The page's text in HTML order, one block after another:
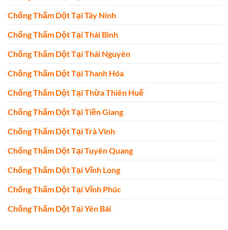
Chống Thấm Dột Tại Tây Ninh
Chống Thấm Dột Tại Thái Bình
Chống Thấm Dột Tại Thái Nguyên
Chống Thấm Dột Tại Thanh Hóa
Chống Thấm Dột Tại Thừa Thiên Huế
Chống Thấm Dột Tại Tiền Giang
Chống Thấm Dột Tại Trà Vinh
Chống Thấm Dột Tại Tuyên Quang
Chống Thấm Dột Tại Vĩnh Long
Chống Thấm Dột Tại Vĩnh Phúc
Chống Thấm Dột Tại Yên Bái